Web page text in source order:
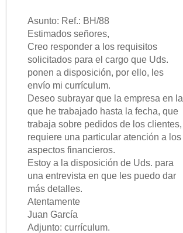
Asunto: Ref.: BH/88
Estimados señores,
Creo responder a los requisitos
solicitados para el cargo que Uds.
ponen a disposición, por ello, les
envío mi currículum.
Deseo subrayar que la empresa en la
que he trabajado hasta la fecha, que
trabaja sobre pedidos de los clientes,
requiere una particular atención a los
aspectos financieros.
Estoy a la disposición de Uds. para
una entrevista en que les puedo dar
más detalles.
Atentamente
Juan García
Adjunto: currículum.